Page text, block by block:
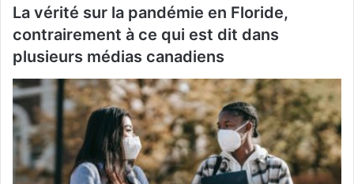
La vérité sur la pandémie en Floride,
contrairement à ce qui est dit dans
plusieurs médias canadiens